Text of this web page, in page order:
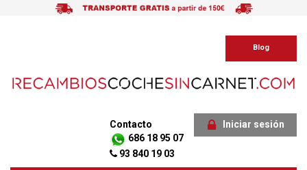
Blog
Iniciar sesión
Contacto
686 18 95 07
93 840 19 03